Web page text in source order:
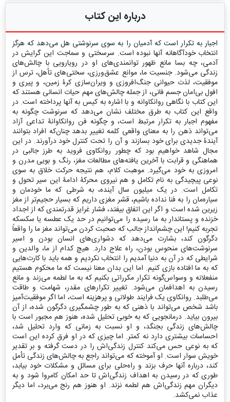
درباره این کتاب
اجبار به تکرار است که آدمیان را به سوی سرنوشتی هل می‌دهد که هرگز
انتخاب خودآگاهانه آنها نبوده است. سرسختی و سماجت این گرایش در
آدمی، چه بسا مانع ظهور توانمندی‌های او در رویارویی با چالش‌های
زندگی می‌شود. جنسیت ما، موانع عشق‌ورزی، سختی‌های تأهل، ترس‌ از
موفقیت، لذت حیوانی جنگ‌افروزی و ویران‌سازی کرۀ زمین، و پیری و
افول بی‌امان جسم فانی‌، از جمله چالش‌های مهم حیات انسانی هستند که
این کتاب با نگاهی روانکاوانه و با اشاره به کیس به آنها پرداخته است. در
واقع این کتاب به طرق مختلف نشان می‌دهد که سرنوشت چگونه به
مفهوم اجبار به تکرار مرتبط است، و چگونه فن روانکاوانۀ تداعی آزاد
می‌تواند ذهن را به معنای واقعی کلمه تغییر بدهد چنان‌که افراد بتوانند
آیندۀ جدیدی برای خود بسازند و آن را تحت کنترل خود درآورند. در این
مجال شاهد خواهیم بود که چطور روانکاوی فروید به طرز جالبی در
هماهنگی و قرابت با آخرین یافته‌های مطالعات مغز، رنگ و بویی مدرن و
امروزی به خود می‌گیرد. موهبت کلام، هم نتیجه حرکت خلاق به سوی
نوعی پیچیدگی‌ به نام تکامل و هم نیروی محرکۀ ادامۀ این سیر تحول و
تکامل است. در یک میلیون سال آینده، به شرطی که ما خودمان و
سیاره‌مان را به فنا نداده باشیم، قشر مغزی داریم که بسیار حجیم‌تر از مغز
زیرین شده است و اگر این اتفاق بیفتد، فشار غرایز قدرتمندی که از اجداد
خزنده و پستاندار به ما رسیده را می‌توانیم در حد یک عطسه یا سکسکه
تجربه کنیم! این چشم‌انداز جالب که صحبت کردن می‌تواند مغز ما را واقعاً
دگرگون کند، بشارت می‌دهد که دشواری‌های انسان بودن و اسیر
سرنوشت‌های منحوس بودن، راه علاج دارد. هیچ کدام از ما، والدین و
شرایطی که در آن به دنیا آمدیم را انتخاب نکردیم و همه باید با کارت‌هایی
که به ما افتاده بازی کنیم. اما این بدان معنا نیست که ما محکوم هستیم
منفعلانه و وسواس‌گونه تکرار مکرراتی بکنیم که به ما لطمه می‌زند و مانع
رسیدن به اهدافمان می‌شود. تغییر تکرارهای مقدر، شهامت و طاقت
می‌طلبد. روانکاوی یک فرایند طولانی و پرهزینه است، اما اگر موفقیت‌آمیز
باشد شخص می‌تواند با ذهنی که به طور چشمگیری دگرگون شده، از آن
بیرون بیاید. درمانجویی که به خوبی تحلیل شده، هنوز هم مجبور است با
چالش‌های زندگی بجنگد، و او نسبت به زمانی که وارد تحلیل شد،
احساسات بیشتری دارد نه کمتر. اما چیزی که در او فرق کرده این است
که به نوعی حس می‌کند کنترل زندگی‌اش را در دست گرفته و بر تقدیر
خویش سوار است. او آموخته که می‌تواند راجع به چالش‌های زندگی تأمل
کند، درباره آنها حرف بزند و راه‌حلی برای مسائل و مشکلات خود بیابد،
طوری که در رسیدن به اهداف زندگی‌اش تا حد امکان کامروا شود و به
دیگران مهم زندگی‌اش هم لطمه نزند. او هنوز هم رنج می‌برد، اما دیگر
عذاب نمی‌کشد.